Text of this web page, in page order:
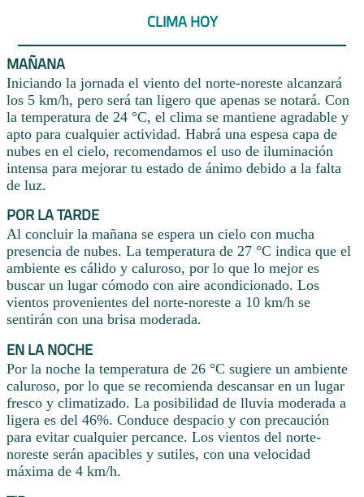
CLIMA HOY
MAÑANA
Iniciando la jornada el viento del norte-noreste alcanzará
los 5 km/h, pero será tan ligero que apenas se notará. Con
la temperatura de 24 °C, el clima se mantiene agradable y
apto para cualquier actividad. Habrá una espesa capa de
nubes en el cielo, recomendamos el uso de iluminación
intensa para mejorar tu estado de ánimo debido a la falta
de luz.
POR LA TARDE
Al concluir la mañana se espera un cielo con mucha
presencia de nubes. La temperatura de 27 °C indica que el
ambiente es cálido y caluroso, por lo que lo mejor es
buscar un lugar cómodo con aire acondicionado. Los
vientos provenientes del norte-noreste a 10 km/h se
sentirán con una brisa moderada.
EN LA NOCHE
Por la noche la temperatura de 26 °C sugiere un ambiente
caluroso, por lo que se recomienda descansar en un lugar
fresco y climatizado. La posibilidad de lluvia moderada a
ligera es del 46%. Conduce despacio y con precaución
para evitar cualquier percance. Los vientos del norte-
noreste serán apacibles y sutiles, con una velocidad
máxima de 4 km/h.